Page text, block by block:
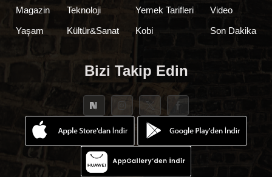
Magazin
Yaşam
Teknoloji
Kültür&Sanat
Yemek Tarifleri
Kobi
Video
Son Dakika
Bizi Takip Edin